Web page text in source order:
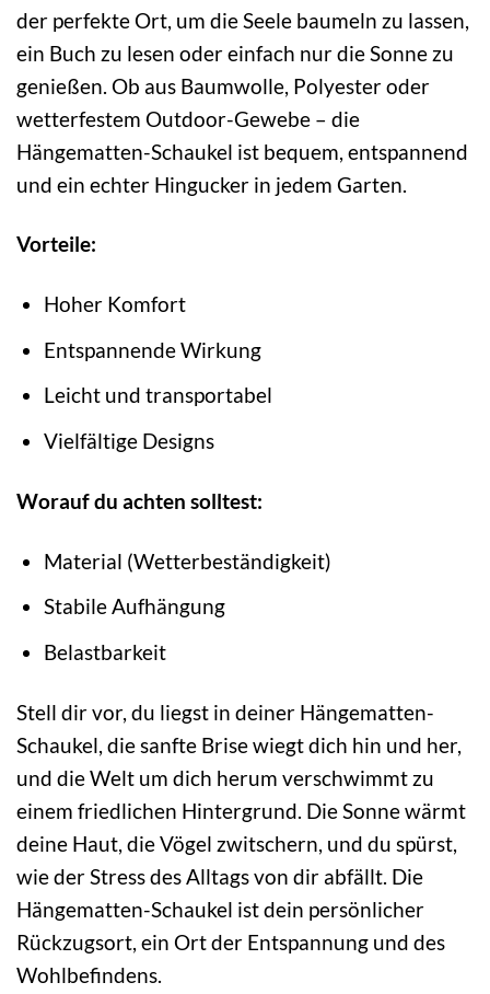
der perfekte Ort, um die Seele baumeln zu lassen,
ein Buch zu lesen oder einfach nur die Sonne zu
genießen. Ob aus Baumwolle, Polyester oder
wetterfestem Outdoor-Gewebe – die
Hängematten-Schaukel ist bequem, entspannend
und ein echter Hingucker in jedem Garten.
Vorteile:
Hoher Komfort
Entspannende Wirkung
Leicht und transportabel
Vielfältige Designs
Worauf du achten solltest:
Material (Wetterbeständigkeit)
Stabile Aufhängung
Belastbarkeit
Stell dir vor, du liegst in deiner Hängematten-
Schaukel, die sanfte Brise wiegt dich hin und her,
und die Welt um dich herum verschwimmt zu
einem friedlichen Hintergrund. Die Sonne wärmt
deine Haut, die Vögel zwitschern, und du spürst,
wie der Stress des Alltags von dir abfällt. Die
Hängematten-Schaukel ist dein persönlicher
Rückzugsort, ein Ort der Entspannung und des
Wohlbefindens.